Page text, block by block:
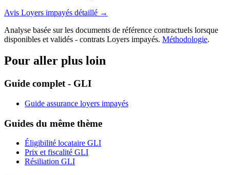
Avis Loyers impayés détaillé →
Analyse basée sur les documents de référence contractuels lorsque
disponibles et validés - contrats Loyers impayés. Méthodologie.
Pour aller plus loin
Guide complet - GLI
Guide assurance loyers impayés
Guides du même thème
Éligibilité locataire GLI
Prix et fiscalité GLI
Résiliation GLI